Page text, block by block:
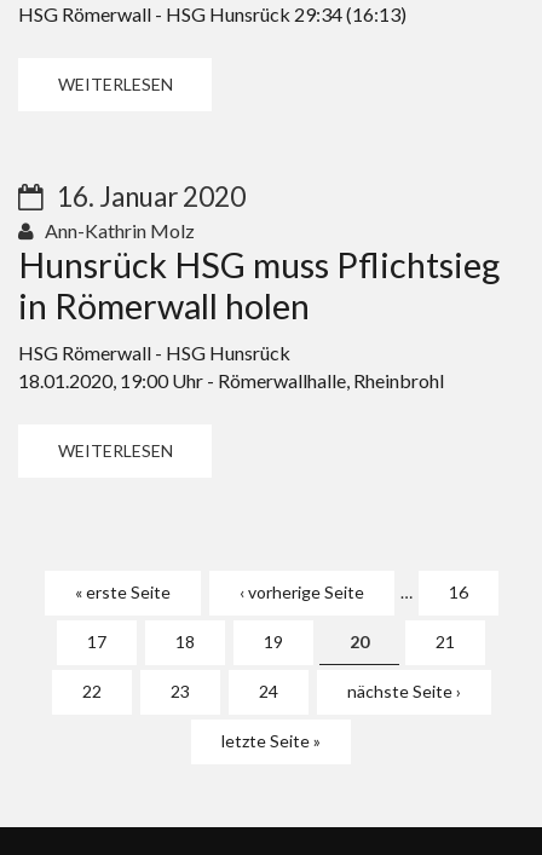
HSG Römerwall - HSG Hunsrück 29:34 (16:13)
WEITERLESEN
16. Januar 2020
Ann-Kathrin Molz
Hunsrück HSG muss Pflichtsieg
in Römerwall holen
HSG Römerwall - HSG Hunsrück
18.01.2020, 19:00 Uhr - Römerwallhalle, Rheinbrohl
WEITERLESEN
« erste Seite ‹ vorherige Seite … 16
17 18 19 20 21
22 23 24 nächste Seite ›
letzte Seite »